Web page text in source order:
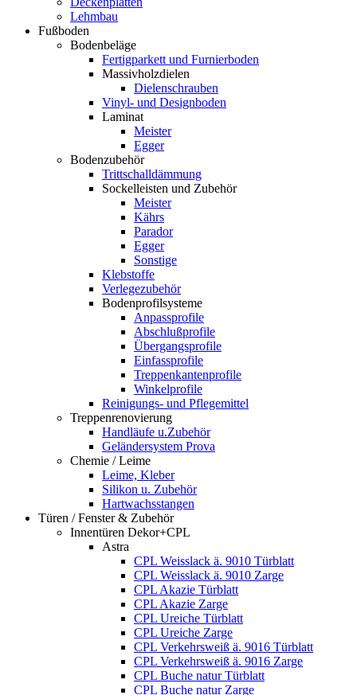
Lehmbau
Fußboden
Bodenbeläge
Fertigparkett und Furnierboden
Massivholzdielen
Dielenschrauben
Vinyl- und Designboden
Laminat
Meister
Egger
Bodenzubehör
Trittschalldämmung
Sockelleisten und Zubehör
Meister
Kährs
Parador
Egger
Sonstige
Klebstoffe
Verlegezubehör
Bodenprofilsysteme
Anpassprofile
Abschlußprofile
Übergangsprofile
Einfassprofile
Treppenkantenprofile
Winkelprofile
Reinigungs- und Pflegemittel
Treppenrenovierung
Handläufe u.Zubehör
Geländersystem Prova
Chemie / Leime
Leime, Kleber
Silikon u. Zubehör
Hartwachsstangen
Türen / Fenster & Zubehör
Innentüren Dekor+CPL
Astra
CPL Weisslack ä. 9010 Türblatt
CPL Weisslack ä. 9010 Zarge
CPL Akazie Türblatt
CPL Akazie Zarge
CPL Ureiche Türblatt
CPL Ureiche Zarge
CPL Verkehrsweiß ä. 9016 Türblatt
CPL Verkehrsweiß ä. 9016 Zarge
CPL Buche natur Türblatt
CPL Buche natur Zarge